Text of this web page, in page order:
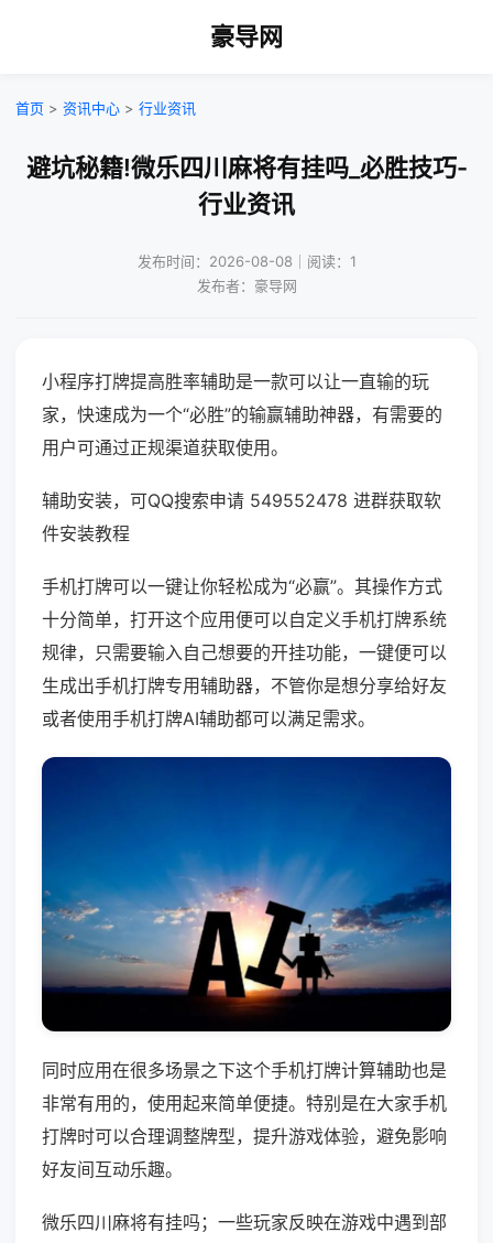
豪导网
首页 > 资讯中心 > 行业资讯
避坑秘籍!微乐四川麻将有挂吗_必胜技巧-
行业资讯
发布时间：2026-08-08｜阅读：1
发布者：豪导网
小程序打牌提高胜率辅助是一款可以让一直输的玩
家，快速成为一个“必胜”的输赢辅助神器，有需要的
用户可通过正规渠道获取使用。
辅助安装，可QQ搜索申请 549552478 进群获取软
件安装教程
手机打牌可以一键让你轻松成为“必赢”。其操作方式
十分简单，打开这个应用便可以自定义手机打牌系统
规律，只需要输入自己想要的开挂功能，一键便可以
生成出手机打牌专用辅助器，不管你是想分享给好友
或者使用手机打牌AI辅助都可以满足需求。
同时应用在很多场景之下这个手机打牌计算辅助也是
非常有用的，使用起来简单便捷。特别是在大家手机
打牌时可以合理调整牌型，提升游戏体验，避免影响
好友间互动乐趣。
微乐四川麻将有挂吗；一些玩家反映在游戏中遇到部